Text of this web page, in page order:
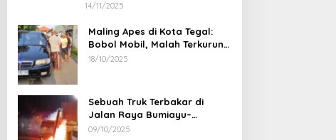
Penumpang Luka Bakar
14/11/2025
Maling Apes di Kota Tegal:
Bobol Mobil, Malah Terkurung
Sendiri di Dalamnya
18/10/2025
Sebuah Truk Terbakar di
Jalan Raya Bumiayu–
Bantarkawung, Diduga Akibat
09/10/2025